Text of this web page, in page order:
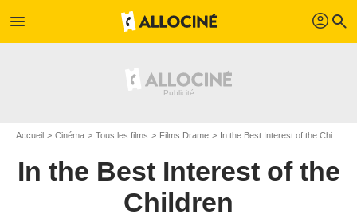
menu profil search
Accueil Cinéma Tous les films Films Drame In the Best Interest of the Children
In the Best Interest of the
Children